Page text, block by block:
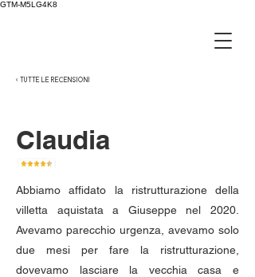
GTM-M5LG4K8
< TUTTE LE RECENSIONI
Claudia
Abbiamo affidato la ristrutturazione della
villetta aquistata a Giuseppe nel 2020.
Avevamo parecchio urgenza, avevamo solo
due mesi per fare la ristrutturazione,
dovevamo lasciare la vecchia casa e